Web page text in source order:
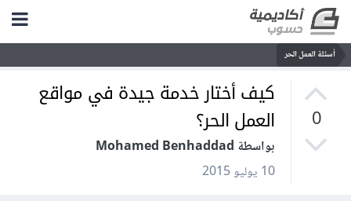
أسئلة العمل الحر
0
كيف أختار خدمة جيدة في مواقع
العمل الحر؟
بواسطة Mohamed Benhaddad
10 يوليو 2015